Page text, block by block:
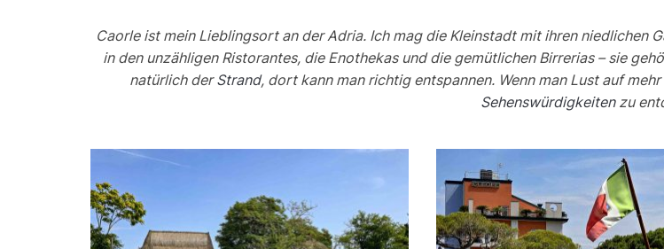
Caorle ist mein Lieblingsort an der Adria. Ich mag die Kleinstadt mit ihren niedlichen
in den unzähligen Ristorantes, die Enothekas und die gemütlichen Birrerias – sie
natürlich derStrand, dort kann man richtig entspannen. Wenn man Lust auf
Sehenswürdigkeitenzu